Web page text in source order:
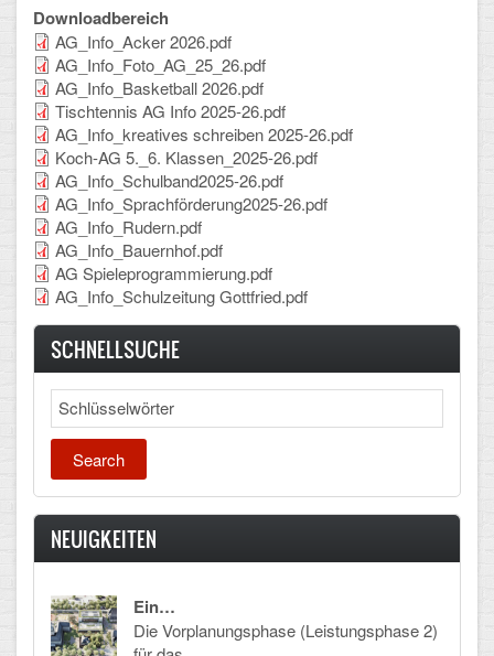
Klima-Projekt
Elternchor
Förderverein
Ehemalige
Schulzeitung: Der Gottfried
FÄCHER
Deutsch und Fremdsprachen
Ethik, Philosophie und Religion
Gesellschaftswissenschaften
Mathematik, Informatik und Naturwissenschaften
Musische Fächer
Sport
Abitur
Downloadbereich
AG_Info_Acker 2026.pdf
AG_Info_Foto_AG_25_26.pdf
AG_Info_Basketball 2026.pdf
Tischtennis AG Info 2025-26.pdf
AG_Info_kreatives schreiben 2025-26.pdf
Koch-AG 5._6. Klassen_2025-26.pdf
AG_Info_Schulband2025-26.pdf
AG_Info_Sprachförderung2025-26.pdf
AG_Info_Rudern.pdf
AG_Info_Bauernhof.pdf
AG Spieleprogrammierung.pdf
AG_Info_Schulzeitung Gottfried.pdf
SCHNELLSUCHE
Search
NEUIGKEITEN
Ein…
Die Vorplanungsphase (Leistungsphase 2)